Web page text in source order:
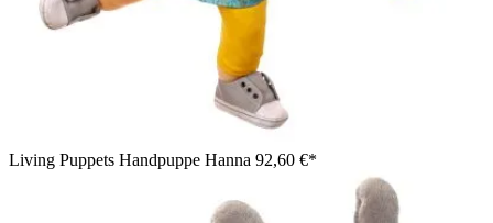
Living Puppets Handpuppe Hanna 92,60 €*